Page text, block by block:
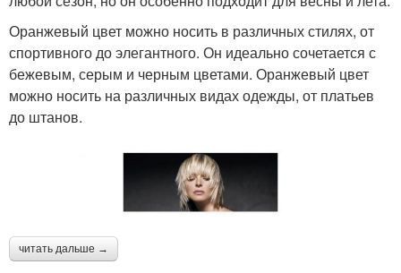
Оранжевый цвет можно носить в различных стилях, от
спортивного до элегантного. Он идеально сочетается с
бежевым, серым и черным цветами. Оранжевый цвет
можно носить на различных видах одежды, от платьев
до штанов.
читать дальше →